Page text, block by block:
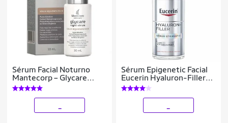
Sérum Facial Noturno
Mantecorp – Glycare
Night Serum 30ml
Sérum Epigenetic Facial
Eucerin Hyaluron-Filler
30ml